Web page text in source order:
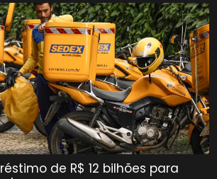
de R$ 12 bilhões para